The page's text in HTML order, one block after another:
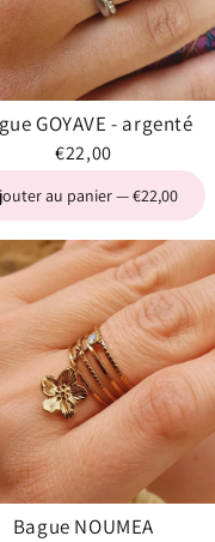
GOYAVE - argenté
€22,00
au panier — €22,00
Bague NOUMEA